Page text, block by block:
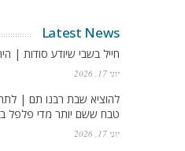
Latest News
חייל בשבי שיודע סודות |
יוני 17, 2026
להוציא שבת רבנו תם |
טבח ששם יותר מדי פלפל
יוני 17, 2026